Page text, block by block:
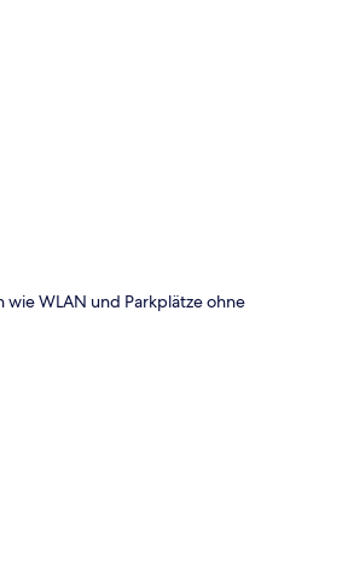
WLAN und Parkplätze ohne